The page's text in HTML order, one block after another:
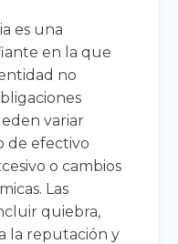
es una
en la que
no
variar
de efectivo
o cambios
Las
quiebra,
la reputación y